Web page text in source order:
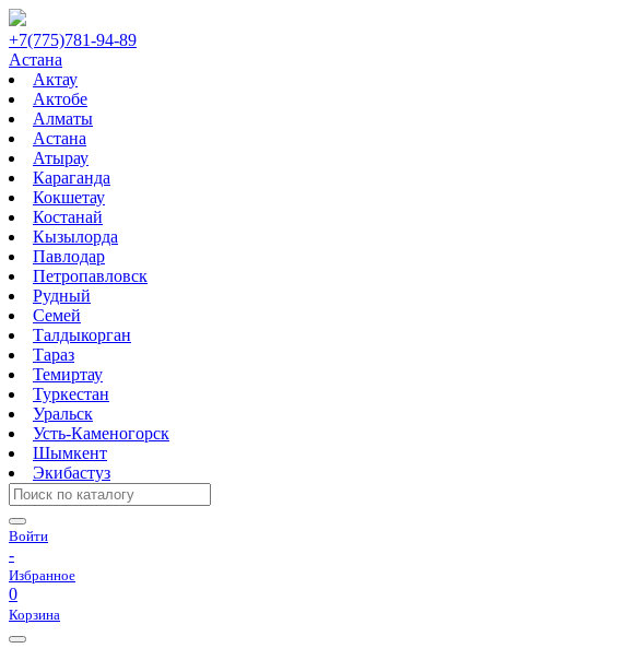
+7(775)781-94-89
Астана
Актау
Актобе
Алматы
Астана
Атырау
Караганда
Кокшетау
Костанай
Кызылорда
Павлодар
Петропавловск
Рудный
Семей
Талдыкорган
Тараз
Темиртау
Туркестан
Уральск
Усть-Каменогорск
Шымкент
Экибастуз
Войти
-
Избранное
0
Корзина